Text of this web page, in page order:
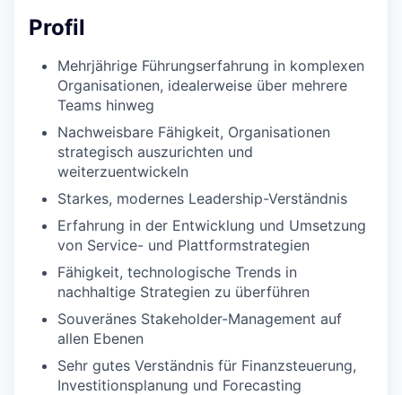
Profil
Mehrjährige Führungserfahrung in komplexen
Organisationen, idealerweise über mehrere
Teams hinweg
Nachweisbare Fähigkeit, Organisationen
strategisch auszurichten und
weiterzuentwickeln
Starkes, modernes Leadership-Verständnis
Erfahrung in der Entwicklung und Umsetzung
von Service- und Plattformstrategien
Fähigkeit, technologische Trends in
nachhaltige Strategien zu überführen
Souveränes Stakeholder-Management auf
allen Ebenen
Sehr gutes Verständnis für Finanzsteuerung,
Investitionsplanung und Forecasting